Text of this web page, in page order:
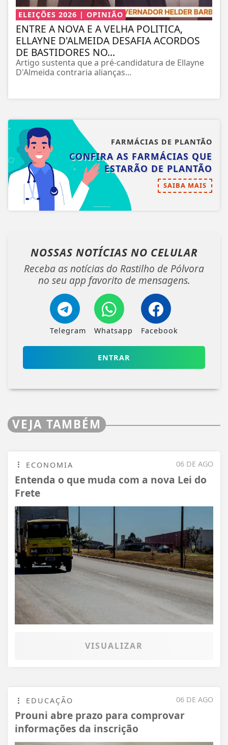
ELEIÇÕES 2026 | OPINIÃO
ENTRE A NOVA E A VELHA POLITICA,
ELLAYNE D'ALMEIDA DESAFIA ACORDOS
DE BASTIDORES NO...
Artigo sustenta que a pré-candidatura de Ellayne
D'Almeida contraria alianças...
FARMÁCIAS DE PLANTÃO
CONFIRA AS FARMÁCIAS QUE
ESTARÃO DE PLANTÃO
SAIBA MAIS
NOSSAS NOTÍCIAS NO CELULAR
Receba as notícias do Rastilho de Pólvora
no seu app favorito de mensagens.
Telegram Whatsapp Facebook
ENTRAR
VEJA TAMBÉM
06 DE AGO
ECONOMIA
Entenda o que muda com a nova Lei do
Frete
VISUALIZAR
06 DE AGO
EDUCAÇÃO
Prouni abre prazo para comprovar
informações da inscrição